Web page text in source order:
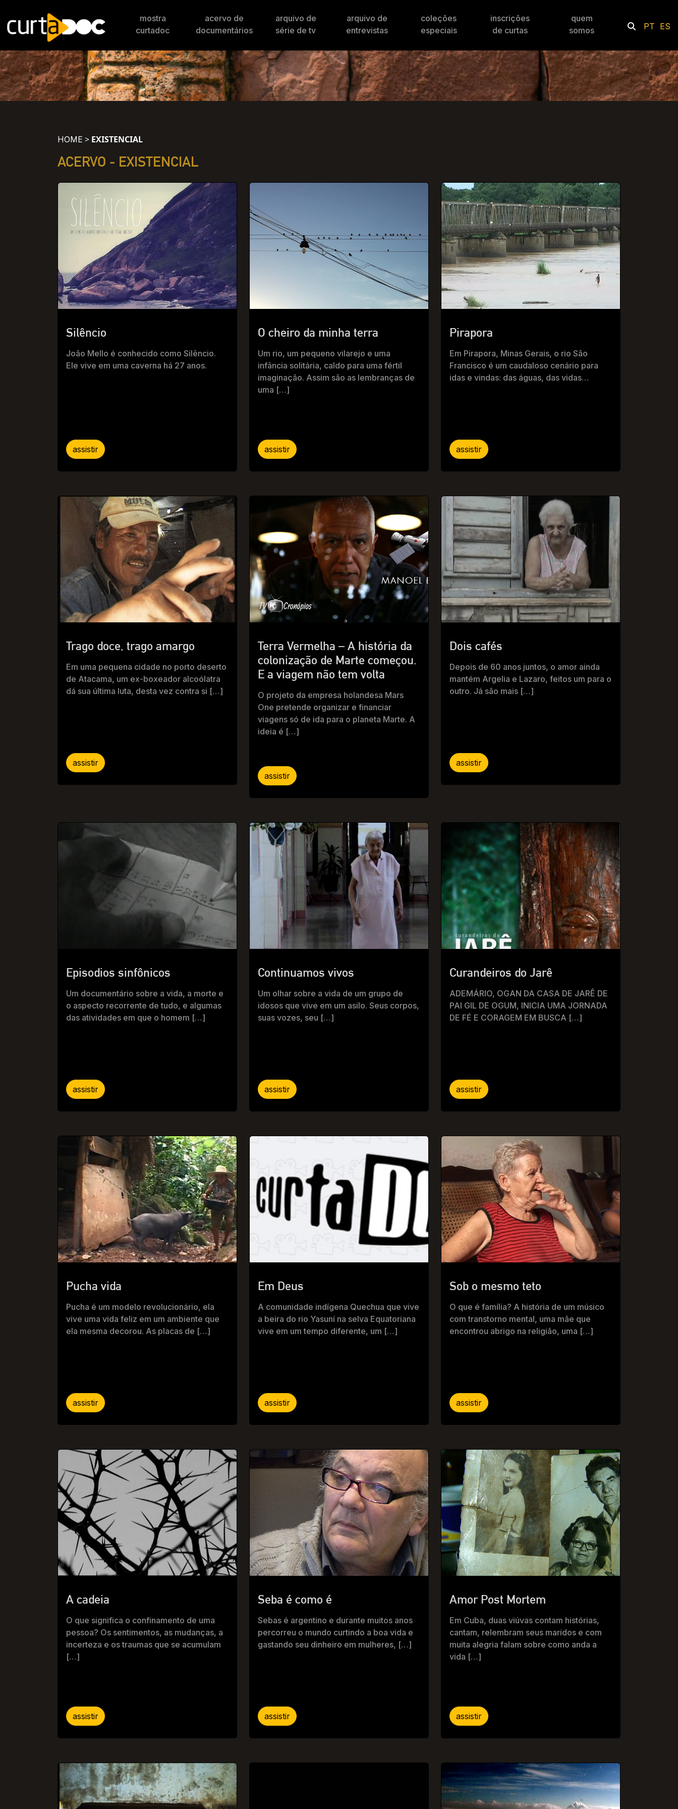
mostra
curtadoc
acervo de
documentários
arquivo de
série de tv
arquivo de
entrevistas
coleções
especiais
inscrições
de curtas
quem
somos
PT ES
HOME > EXISTENCIAL
ACERVO - EXISTENCIAL
Silêncio
João Mello é conhecido como Silêncio.
Ele vive em uma caverna há 27 anos.
assistir
O cheiro da minha terra
Um rio, um pequeno vilarejo e uma
infância solitária, caldo para uma fértil
imaginação. Assim são as lembranças de
uma […]
assistir
Pirapora
Em Pirapora, Minas Gerais, o rio São
Francisco é um caudaloso cenário para
idas e vindas: das águas, das vidas…
assistir
Trago doce, trago amargo
Em uma pequena cidade no porto deserto
de Atacama, um ex-boxeador alcoólatra
dá sua última luta, desta vez contra si […]
assistir
Terra Vermelha – A história da
colonização de Marte começou.
E a viagem não tem volta
O projeto da empresa holandesa Mars
One pretende organizar e financiar
viagens só de ida para o planeta Marte. A
ideia é […]
assistir
Dois cafés
Depois de 60 anos juntos, o amor ainda
mantém Argelia e Lazaro, feitos um para o
outro. Já são mais […]
assistir
Episodios sinfônicos
Um documentário sobre a vida, a morte e
o aspecto recorrente de tudo, e algumas
das atividades em que o homem […]
assistir
Continuamos vivos
Um olhar sobre a vida de um grupo de
idosos que vive em um asilo. Seus corpos,
suas vozes, seu […]
assistir
Curandeiros do Jarê
ADEMÁRIO, OGAN DA CASA DE JARÊ DE
PAI GIL DE OGUM, INICIA UMA JORNADA
DE FÉ E CORAGEM EM BUSCA […]
assistir
Pucha vida
Pucha é um modelo revolucionário, ela
vive uma vida feliz em um ambiente que
ela mesma decorou. As placas de […]
assistir
Em Deus
A comunidade indígena Quechua que vive
a beira do rio Yasuní na selva Equatoriana
vive em um tempo diferente, um […]
assistir
Sob o mesmo teto
O que é família? A história de um músico
com transtorno mental, uma mãe que
encontrou abrigo na religião, uma […]
assistir
A cadeia
O que significa o confinamento de uma
pessoa? Os sentimentos, as mudanças, a
incerteza e os traumas que se acumulam
[…]
assistir
Seba é como é
Sebas é argentino e durante muitos anos
percorreu o mundo curtindo a boa vida e
gastando seu dinheiro em mulheres, […]
assistir
Amor Post Mortem
Em Cuba, duas viúvas contam histórias,
cantam, relembram seus maridos e com
muita alegria falam sobre como anda a
vida […]
assistir